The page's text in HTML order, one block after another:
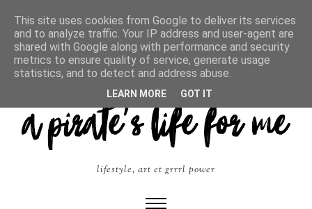
lifestyle, art et grrrl power
This site uses cookies from Google to deliver its services
and to analyze traffic. Your IP address and user-agent are
shared with Google along with performance and security
metrics to ensure quality of service, generate usage
statistics, and to detect and address abuse.
LEARN MORE GOT IT